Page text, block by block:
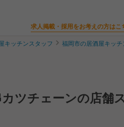
求人掲載・採用をお考えの方はこ
キッチンスタッフ 福岡市の居酒屋キッ
ツチェーンの店舗